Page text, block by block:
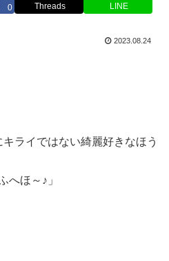
0 Threads LINE
2023.08.24
ライではない綺麗好きなほう
へほ～♪」